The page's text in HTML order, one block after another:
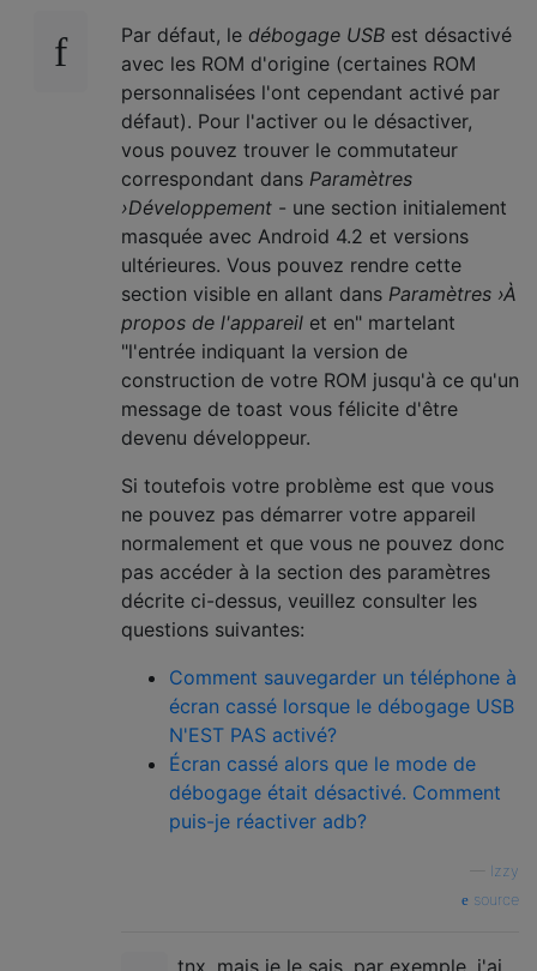
Par défaut, le débogage USB est désactivé
avec les ROM d'origine (certaines ROM
personnalisées l'ont cependant activé par
défaut). Pour l'activer ou le désactiver,
vous pouvez trouver le commutateur
correspondant dans Paramètres
›Développement - une section initialement
masquée avec Android 4.2 et versions
ultérieures. Vous pouvez rendre cette
section visible en allant dans Paramètres ›À
propos de l'appareil et en" martelant
"l'entrée indiquant la version de
construction de votre ROM jusqu'à ce qu'un
message de toast vous félicite d'être
devenu développeur.
Si toutefois votre problème est que vous
ne pouvez pas démarrer votre appareil
normalement et que vous ne pouvez donc
pas accéder à la section des paramètres
décrite ci-dessus, veuillez consulter les
questions suivantes:
Comment sauvegarder un téléphone à
écran cassé lorsque le débogage USB
N'EST PAS activé?
Écran cassé alors que le mode de
débogage était désactivé. Comment
puis-je réactiver adb?
Izzy
source
tnx. mais je le sais. par exemple, j'ai